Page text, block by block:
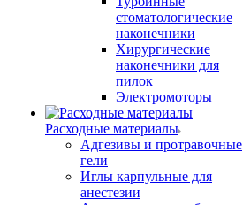
стоматологические
наконечники
Хирургические
наконечники для
пилок
Электромоторы
Расходные материалы
Адгезивы и протравочные
гели
Иглы карпульные для
анестезии